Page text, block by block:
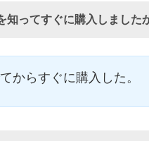
知ってすぐに購入しました
からすぐに購入した。